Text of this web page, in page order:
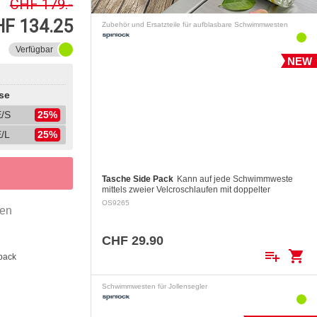
CHF 179.-
134.25
Verfügbar
S
25%
25%
Zubehör und Ersatzteile für aufblasbare Schwimmwesten
NEW
Tasche Side Pack Kann auf jede Schwimmweste
mittels zweier Velcroschlaufen mit doppelter
Sicherheit befestigt werden.
OS9265
CHF 29.90
playlist_add shopping_cart
Schwimmwesten für Jollensegler